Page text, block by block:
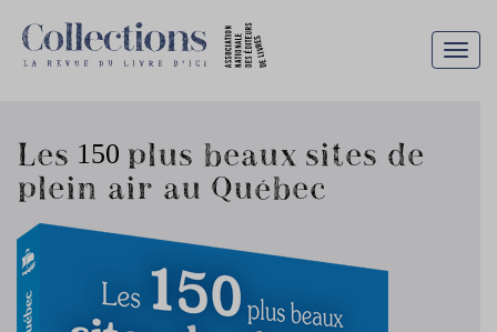
Les 150 plus beaux sites de
plein air au Québec